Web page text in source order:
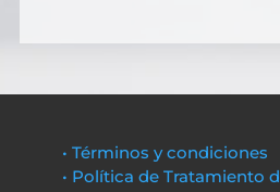
• Términos y condiciones
• Política de Tratamiento